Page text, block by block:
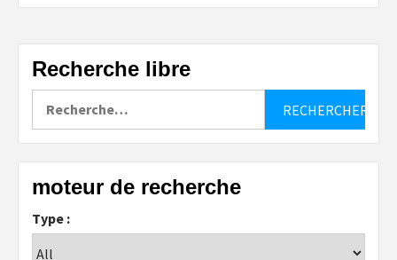
Recherche libre
moteur de recherche
Type :